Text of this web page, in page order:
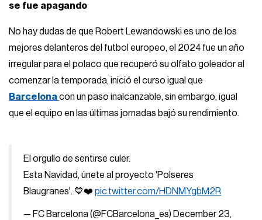
se fue apagando
No hay dudas de que Robert Lewandowski es uno de los
mejores delanteros del futbol europeo, el 2024 fue un año
irregular para el polaco que recuperó su olfato goleador al
comenzar la temporada, inició el curso igual que
Barcelonacon un paso inalcanzable, sin embargo, igual
que el equipo en las últimas jornadas bajó su rendimiento.
El orgullo de sentirse culer.
Esta Navidad, únete al proyecto 'Polseres
Blaugranes'. 💙❤️pic.twitter.com/HDNMYgbM2R
— FC Barcelona (@FCBarcelona_es) December 23,